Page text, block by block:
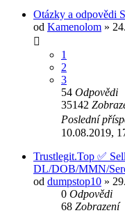
Otázky a odpovědi
od Kamenolom »
1
2
3
54 Odpovědi
35142
Poslední
10.08.2019,
Trustlegit.Top ✅
DL/DOB/MMN/
od dumpstop10 »
0 Odpovědi
68 Zobrazení